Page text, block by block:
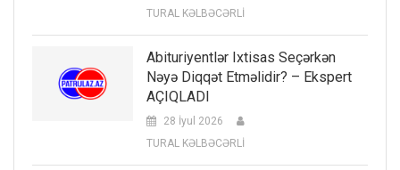
TURAL KƏLBƏCƏRLİ
Abituriyentlər Ixtisas Seçərkən
Nəyə Diqqət Etməlidir? – Ekspert
AÇIQLADI
28 İyul 2026
TURAL KƏLBƏCƏRLİ